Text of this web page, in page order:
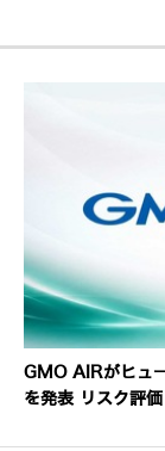
GMO AIRがヒュ
を発表 リスク評